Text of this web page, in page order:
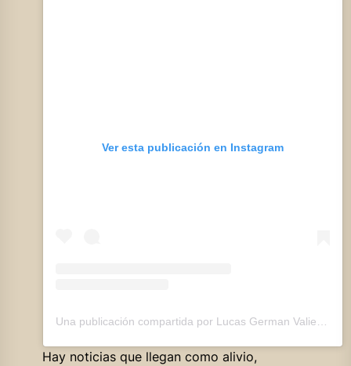
Ver esta publicación en Instagram
Una publicación compartida por Lucas German Valiente (@lucasgermanvaliente)
Hay noticias que llegan como alivio,